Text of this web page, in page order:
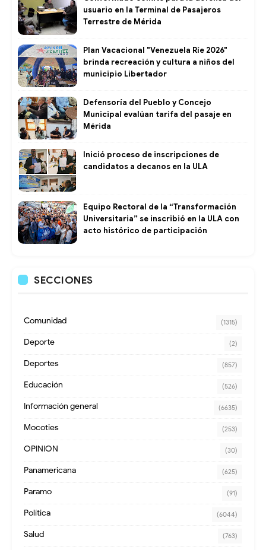
usuario en la Terminal de Pasajeros
Terrestre de Mérida
Plan Vacacional "Venezuela Ríe 2026"
brinda recreación y cultura a niños del
municipio Libertador
Defensoría del Pueblo y Concejo
Municipal evalúan tarifa del pasaje en
Mérida
Inició proceso de inscripciones de
candidatos a decanos en la ULA
Equipo Rectoral de la “Transformación
Universitaria” se inscribió en la ULA con
acto histórico de participación
SECCIONES
Comunidad (1315)
Deporte (2)
Deportes (857)
Educación (526)
Información general (6635)
Mocoties (253)
OPINION (30)
Panamericana (625)
Paramo (91)
Política (6044)
Salud (763)